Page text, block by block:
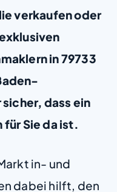
verkaufen oder
in 79733
dass ein
für Sie da ist.
in- und
dabei hilft, den